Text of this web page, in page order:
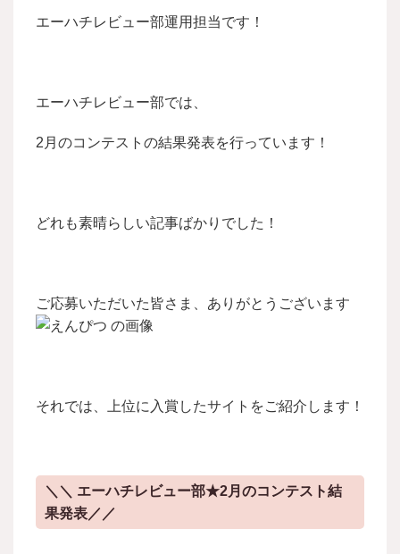
エーハチレビュー部運用担当です！
エーハチレビュー部では、
2月のコンテストの結果発表を行っています！
どれも素晴らしい記事ばかりでした！
ご応募いただいた皆さま、ありがとうございます
それでは、上位に入賞したサイトをご紹介します！
＼＼ エーハチレビュー部★2月のコンテスト結
果発表／／